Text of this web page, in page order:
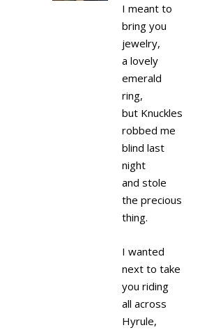
I meant to
bring you
jewelry,
a lovely
emerald
ring,
but Knuckles
robbed me
blind last
night
and stole
the precious
thing.
I wanted
next to take
you riding
all across
Hyrule,